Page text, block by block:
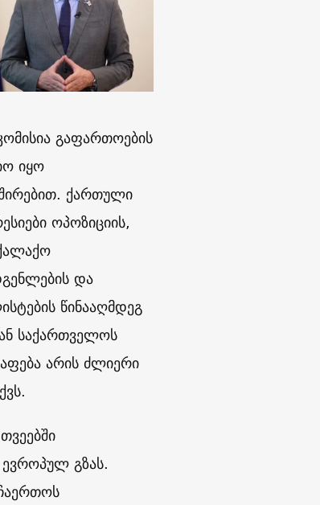
გაფართოების
იყო
ქართული
ოპოზიციის,
და
წინააღმდეგ
საქართველოს
არის ძლიერი
გზას.